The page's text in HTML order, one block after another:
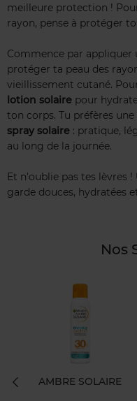
meilleure protection !
rayon, pense à protéger
Commence par appliquer
protéger ta peau des
vieillissement cutané.
lotion solaire pour
ton corps. Tu préfères
spray solaire : pratique,
au long de la journée.
Et n'oublie pas tes lèvres !
garde douces, hydratées
Nos
AMBRE SOLAIRE